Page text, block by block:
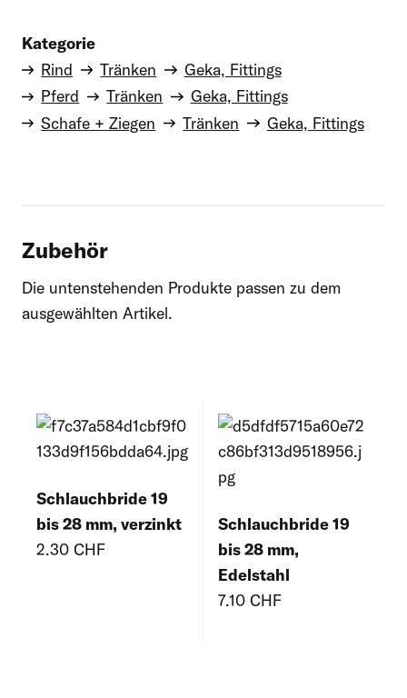
Kategorie
Rind
Tränken
Geka, Fittings
Pferd
Tränken
Geka, Fittings
Schafe + Ziegen
Tränken Geka, Fittings
Zubehör
Die untenstehenden Produkte passen zu dem
ausgewählten Artikel.
Schlauchbride 19
bis 28 mm, verzinkt
2.30 CHF
Schlauchbride 19
bis 28 mm,
Edelstahl
7.10 CHF